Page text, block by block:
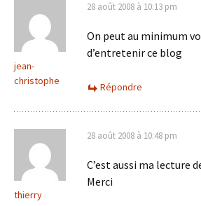
jean-
christophe
28 août 2008 à 10:13 pm
On peut au minimum
d’entretenir ce blog
Répondre
thierry
28 août 2008 à 10:48 pm
C’est aussi ma lecture
Merci